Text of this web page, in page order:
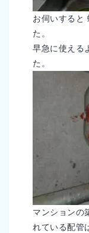
お伺いすると
た。
早急に使える
た。
マンションの
れている配管